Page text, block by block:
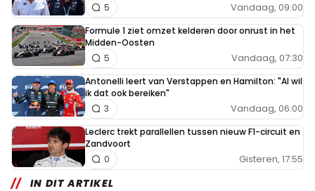
Vandaag, 09:00
5
Formule 1 ziet omzet kelderen door onrust in het
Midden-Oosten
Vandaag, 07:30
5
Antonelli leert van Verstappen en Hamilton: "Al wil
ik dat ook bereiken"
Vandaag, 06:00
3
Leclerc trekt parallellen tussen nieuw F1-circuit en
Zandvoort
Gisteren, 17:55
0
IN DIT ARTIKEL